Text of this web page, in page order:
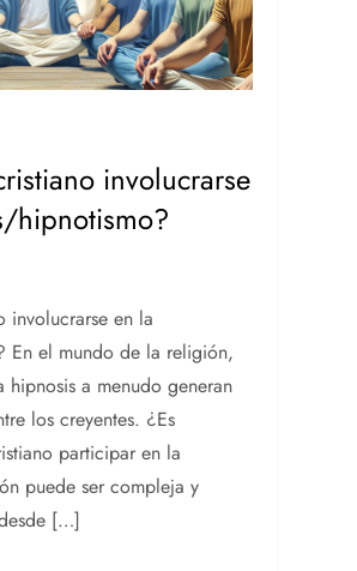
involucrarse
hipnotismo?
involucrarse en la
En el mundo de la religión,
hipnosis a menudo generan
los creyentes. ¿Es
participar en la
puede ser compleja y
[…]